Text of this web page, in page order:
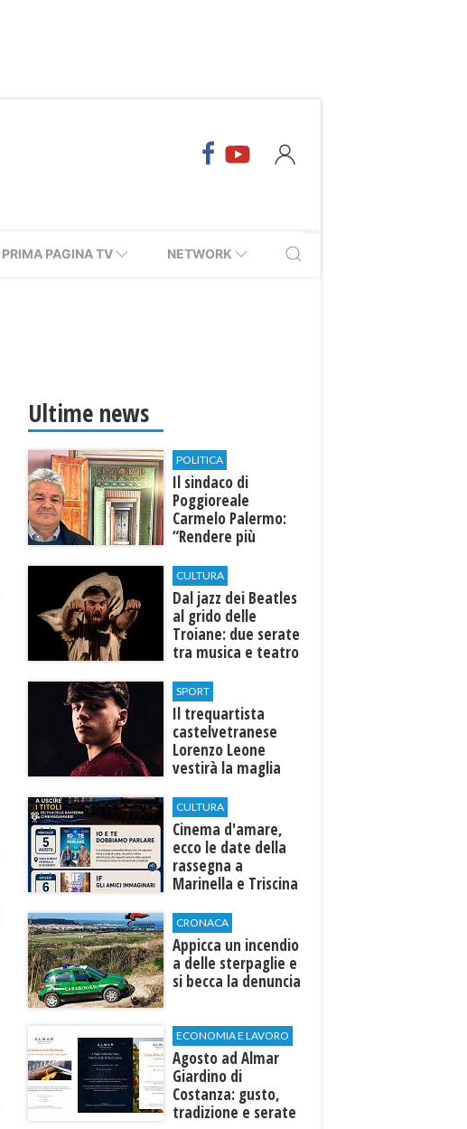
PRIMA PAGINA TV NETWORK
Ultime news
POLITICA
Il sindaco di
Poggioreale
Carmelo Palermo:
“Rendere più
l’ospedale di
Castelvetrano."
CULTURA
Dal jazz dei Beatles
al grido delle
Troiane: due serate
tra musica e teatro
Selinunte
SPORT
Il trequartista
castelvetranese
Lorenzo Leone
vestirà la maglia
CULTURA
Cinema d'amare,
ecco le date della
rassegna a
Marinella e Triscina
CRONACA
Appicca un incendio
a delle sterpaglie e
si becca la denuncia
ECONOMIA E LAVORO
Agosto ad Almar
Giardino di
Costanza: gusto,
tradizione e serate